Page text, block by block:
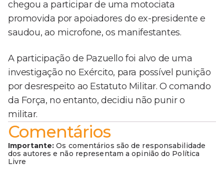
chegou a participar de uma motociata
promovida por apoiadores do ex-presidente e
saudou, ao microfone, os manifestantes.
A participação de Pazuello foi alvo de uma
investigação no Exército, para possível punição
por desrespeito ao Estatuto Militar. O comando
da Força, no entanto, decidiu não punir o
militar.
Comentários
Importante: Os comentários são de responsabilidade
dos autores e não representam a opinião do Política
Livre